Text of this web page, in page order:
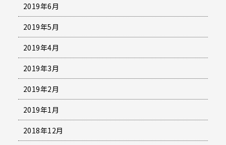
2019年6月
2019年5月
2019年4月
2019年3月
2019年2月
2019年1月
2018年12月